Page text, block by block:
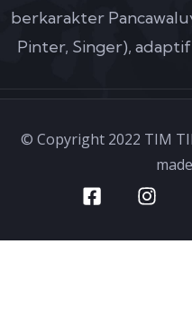
berkarakter
Pinter, Singer),
© Copyright 2022 TIM